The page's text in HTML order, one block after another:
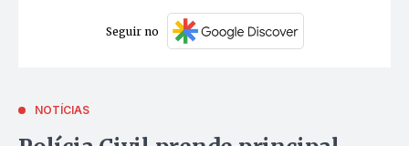
Seguir no
NOTÍCIAS